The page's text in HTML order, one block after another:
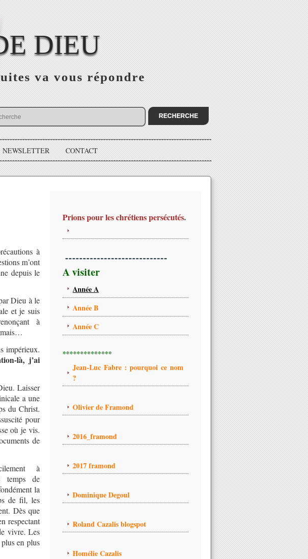
DIEU
va vous répondre
NEWSLETTER CONTACT
à
m’ont
depuis le
Dieu à le
et je suis
à
impérieux.
là, j’ai
Laisser
a une
du Christ.
pour
où je vis.
de
à
temps de
la
de fil, les
Dès que
respectant
vivre. Les
en plus
Prions pour les chrétiens persécutés.
-----------------------------
A visiter
Année A
Année B
Année C
**************
Jean-Luc Fabre : pourquoi ce nom
?
Olivier de Framond
2016_framond
2017 framond
Dominique Degoul
Roland Cazalis blogspot
Homélie Cazalis